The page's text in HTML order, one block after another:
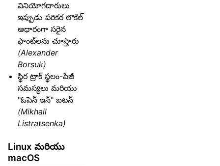
వినియోగదారులు
ఇప్పుడు పరికర లొకేల్
ఆధారంగా సరైన
ఫాంట్‌లను చూస్తారు
(Alexander
Borsuk)
స్థిర ట్రాక్ స్థలం-పేజీ
సమస్యలు మరియు
"ఓపెన్ ఇన్" బటన్
(Mikhail
Listratsenka)
Linux మరియు
macOS